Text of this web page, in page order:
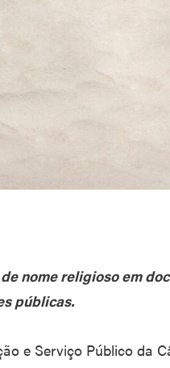
nome religioso em
públicas.
e Serviço Público da